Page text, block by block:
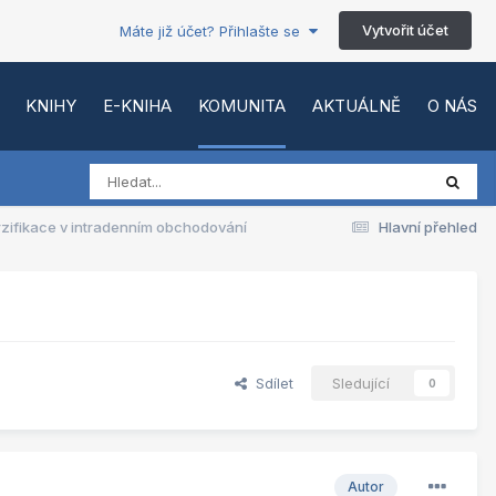
Máte již účet? Přihlašte se Vytvořit účet
KNIHY E-KNIHA KOMUNITA AKTUÁLNĚ O NÁS
Hlavní přehled
v intradenním obchodování
Sdílet Sledující 0
Autor